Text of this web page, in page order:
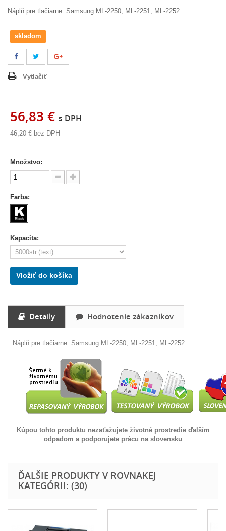
Náplň pre tlačiarne: Samsung ML-2250, ML-2251, ML-2252
skladom
Vytlačiť
56,83 € s DPH
46,20 € bez DPH
Množstvo:
Farba:
Kapacita:
Vložiť do košíka
Detaily Hodnotenie zákazníkov
Náplň pre tlačiarne: Samsung ML-2250, ML-2251, ML-2252
Kúpou tohto produktu nezaťažujete životné prostredie ďalším
odpadom a podporujete prácu na slovensku
ĎALŠIE PRODUKTY V ROVNAKEJ
KATEGÓRII: (30)